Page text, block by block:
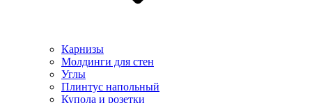
Карнизы
Молдинги для стен
Углы
Плинтус напольный
Купола и розетки